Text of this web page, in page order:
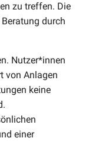
zu treffen. Die
durch
Nutzer*innen
von Anlagen
keine
einer